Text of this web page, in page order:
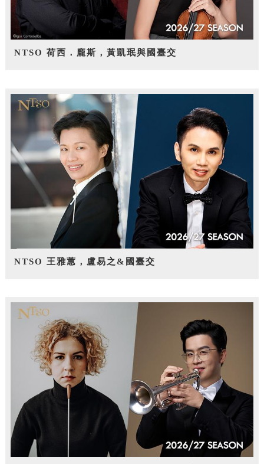
NTSO 荷西．龐斯，黃凱珉與國臺交
NTSO 王雅蕙，盧易之&國臺交